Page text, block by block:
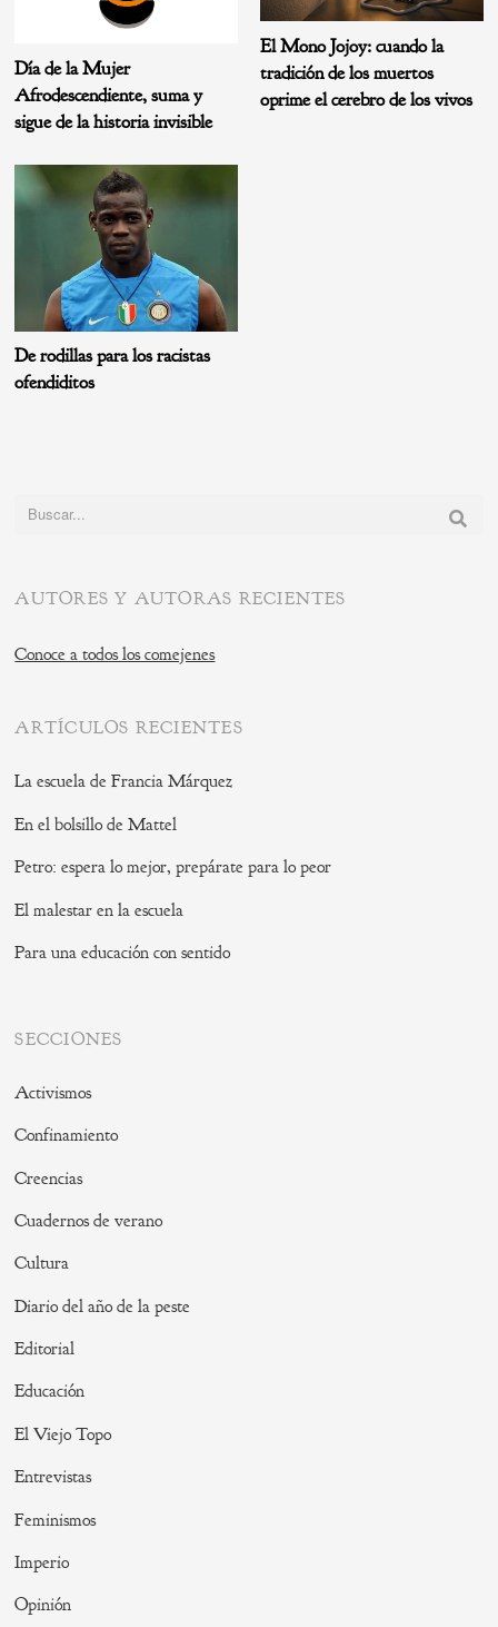
Día de la Mujer
Afrodescendiente, suma y
sigue de la historia invisible
El Mono Jojoy: cuando la
tradición de los muertos
oprime el cerebro de los vivos
De rodillas para los racistas
ofendiditos
Buscar:
AUTORES Y AUTORAS RECIENTES
Conoce a todos los comejenes
ARTÍCULOS RECIENTES
La escuela de Francia Márquez
En el bolsillo de Mattel
Petro: espera lo mejor, prepárate para lo peor
El malestar en la escuela
Para una educación con sentido
SECCIONES
Activismos
Confinamiento
Creencias
Cuadernos de verano
Cultura
Diario del año de la peste
Editorial
Educación
El Viejo Topo
Entrevistas
Feminismos
Imperio
Opinión